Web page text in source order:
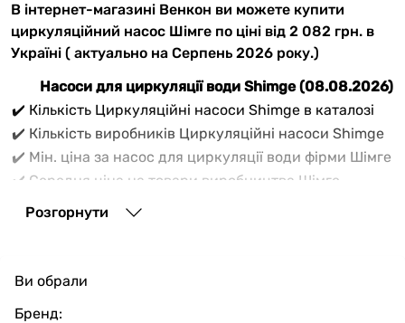
В інтернет-магазині Венкон ви можете купити
циркуляційний насос Шімге по ціні від 2 082 грн. в
Україні ( актуально на Серпень 2026 року.)
Насоси для циркуляції води Shimge (08.08.2026)
✔️ Кількість Циркуляційні насоси Shimge в каталозі
✔️ Кількість виробників Циркуляційні насоси Shimge
✔️ Мін. ціна за насос для циркуляції води фірми Шімге
✔️ Середня ціна на товари виробництва Шімге
✔️ Максимальна ціна на товари виробника Shimge
товарних одиниць актуальних моделей
циркуляційних насосів для води виробника Shimge
Розгорнути
Ви обрали
Бренд: